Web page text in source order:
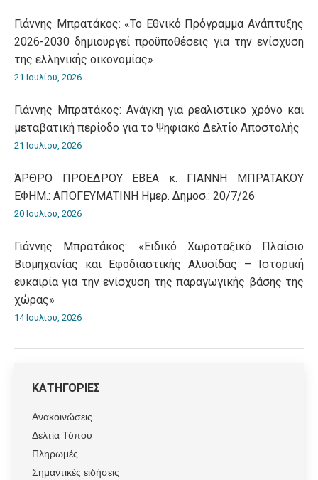
Γιάννης Μπρατάκος: «Το Εθνικό Πρόγραμμα Ανάπτυξης
2026-2030 δημιουργεί προϋποθέσεις για την ενίσχυση
της ελληνικής οικονομίας»
21 Ιουλίου, 2026
Γιάννης Μπρατάκος: Ανάγκη για ρεαλιστικό χρόνο και
μεταβατική περίοδο για το Ψηφιακό Δελτίο Αποστολής
21 Ιουλίου, 2026
ΆΡΘΡΟ ΠΡΟΕΔΡΟΥ ΕΒΕΑ κ. ΓΙΑΝΝΗ ΜΠΡΑΤΑΚΟΥ
ΕΦΗΜ.: ΑΠΟΓΕΥΜΑΤΙΝΗ Ημερ. Δημοσ.: 20/7/26
20 Ιουλίου, 2026
Γιάννης Μπρατάκος: «Ειδικό Χωροταξικό Πλαίσιο
Βιομηχανίας και Εφοδιαστικής Αλυσίδας – Ιστορική
ευκαιρία για την ενίσχυση της παραγωγικής βάσης της
χώρας»
14 Ιουλίου, 2026
ΚΑΤΗΓΟΡΙΕΣ
Ανακοινώσεις
Δελτία Τύπου
Πληρωμές
Σημαντικές ειδήσεις